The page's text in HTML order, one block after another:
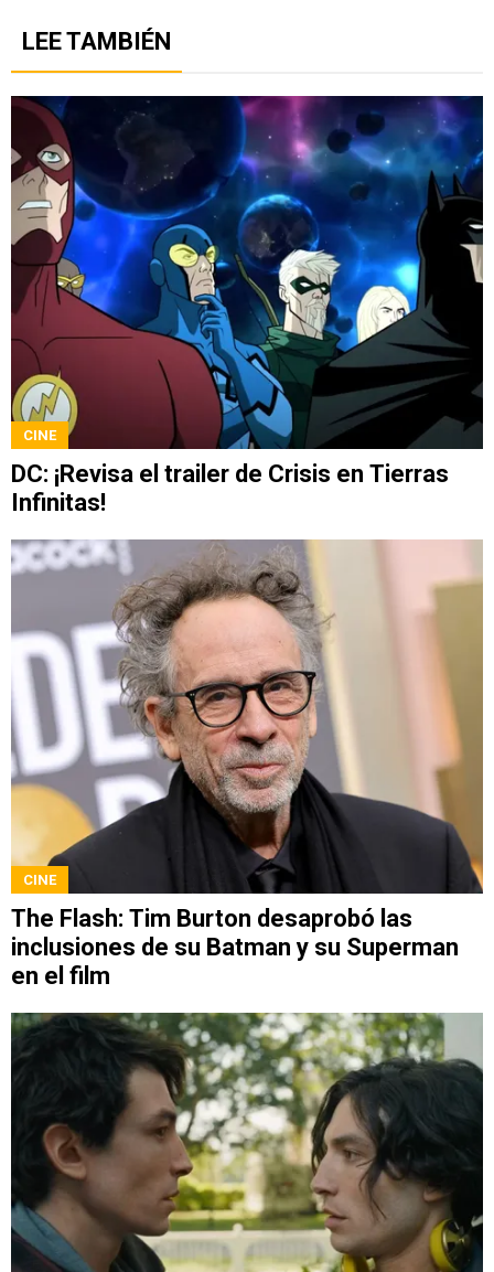
LEE TAMBIÉN
CINE
DC: ¡Revisa el trailer de Crisis en Tierras
Infinitas!
CINE
The Flash: Tim Burton desaprobó las
inclusiones de su Batman y su Superman
en el film